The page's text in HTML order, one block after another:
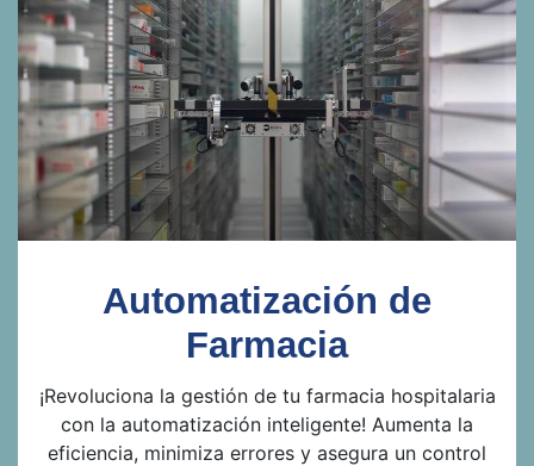
Automatización de
Farmacia
¡Revoluciona la gestión de tu farmacia hospitalaria
con la automatización inteligente! Aumenta la
eficiencia, minimiza errores y asegura un control